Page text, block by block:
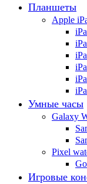
Планшеты
Apple
Умные часы
Galaxy
Pixel
Игровые